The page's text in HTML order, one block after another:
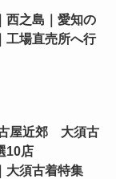
西之島｜愛知の
工場直売所へ行
古屋近郊 大須古
10店
大須古着特集